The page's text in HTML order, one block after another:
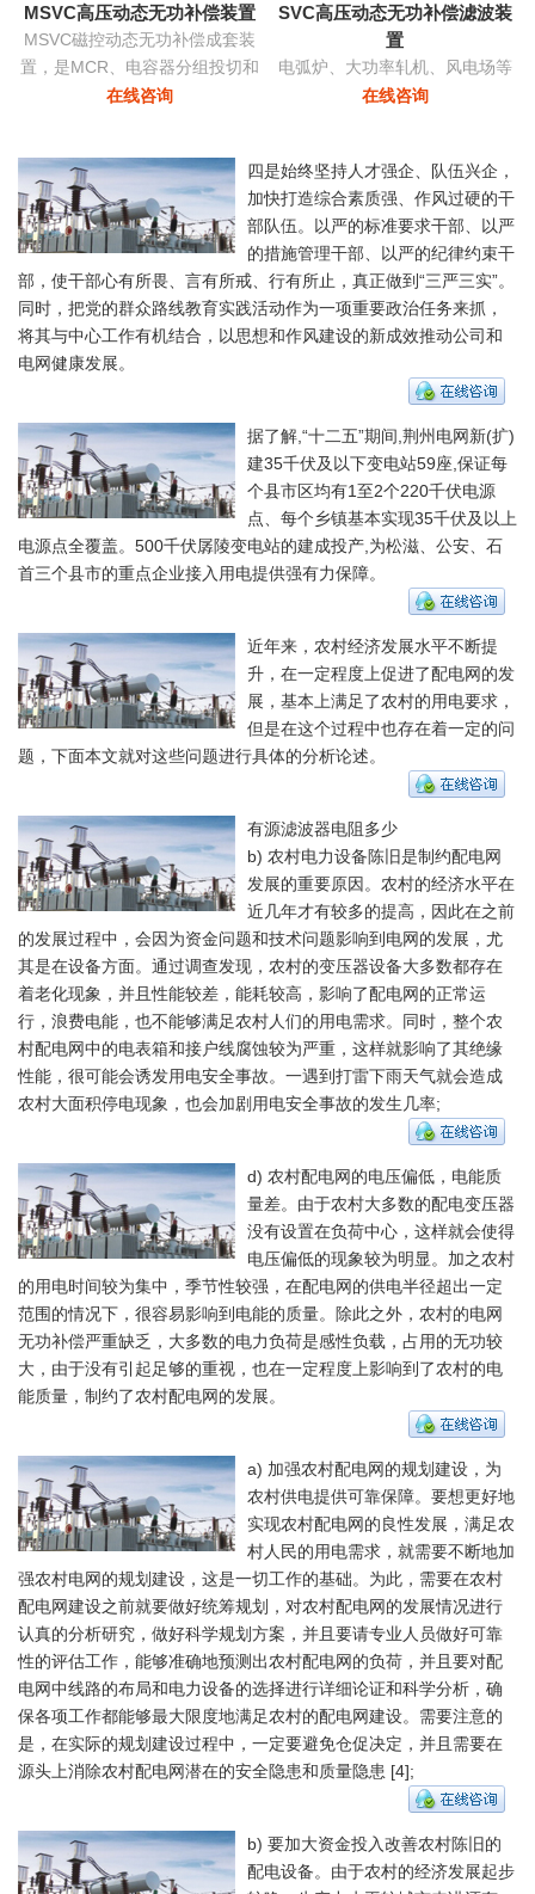
MSVC高压动态无功补偿装置
MSVC磁控动态无功补偿成套装
置，是MCR、电容器分组投切和
变压器有载调压功能为一体的无
在线咨询
SVC高压动态无功补偿滤波装
置
电弧炉、大功率轧机、风电场等
负荷由于其非线性及冲击性导致
快速响应及动态补偿的功能。
在线咨询
四是始终坚持人才强企、队伍兴企，
加快打造综合素质强、作风过硬的干
部队伍。以严的标准要求干部、以严
的措施管理干部、以严的纪律约束干
部，使干部心有所畏、言有所戒、行有所止，真正做到“三严三实”。
同时，把党的群众路线教育实践活动作为一项重要政治任务来抓，
将其与中心工作有机结合，以思想和作风建设的新成效推动公司和
电网健康发展。
据了解,“十二五”期间,荆州电网新(扩)
建35千伏及以下变电站59座,保证每
个县市区均有1至2个220千伏电源
点、每个乡镇基本实现35千伏及以上
电源点全覆盖。500千伏孱陵变电站的建成投产,为松滋、公安、石
首三个县市的重点企业接入用电提供强有力保障。
近年来，农村经济发展水平不断提
升，在一定程度上促进了配电网的发
展，基本上满足了农村的用电要求，
但是在这个过程中也存在着一定的问
题，下面本文就对这些问题进行具体的分析论述。
有源滤波器电阻多少
b) 农村电力设备陈旧是制约配电网
发展的重要原因。农村的经济水平在
近几年才有较多的提高，因此在之前
的发展过程中，会因为资金问题和技术问题影响到电网的发展，尤
其是在设备方面。通过调查发现，农村的变压器设备大多数都存在
着老化现象，并且性能较差，能耗较高，影响了配电网的正常运
行，浪费电能，也不能够满足农村人们的用电需求。同时，整个农
村配电网中的电表箱和接户线腐蚀较为严重，这样就影响了其绝缘
性能，很可能会诱发用电安全事故。一遇到打雷下雨天气就会造成
农村大面积停电现象，也会加剧用电安全事故的发生几率;
d) 农村配电网的电压偏低，电能质
量差。由于农村大多数的配电变压器
没有设置在负荷中心，这样就会使得
电压偏低的现象较为明显。加之农村
的用电时间较为集中，季节性较强，在配电网的供电半径超出一定
范围的情况下，很容易影响到电能的质量。除此之外，农村的电网
无功补偿严重缺乏，大多数的电力负荷是感性负载，占用的无功较
大，由于没有引起足够的重视，也在一定程度上影响到了农村的电
能质量，制约了农村配电网的发展。
a) 加强农村配电网的规划建设，为
农村供电提供可靠保障。要想更好地
实现农村配电网的良性发展，满足农
村人民的用电需求，就需要不断地加
强农村电网的规划建设，这是一切工作的基础。为此，需要在农村
配电网建设之前就要做好统筹规划，对农村配电网的发展情况进行
认真的分析研究，做好科学规划方案，并且要请专业人员做好可靠
性的评估工作，能够准确地预测出农村配电网的负荷，并且要对配
电网中线路的布局和电力设备的选择进行详细论证和科学分析，确
保各项工作都能够最大限度地满足农村的配电网建设。需要注意的
是，在实际的规划建设过程中，一定要避免仓促决定，并且需要在
源头上消除农村配电网潜在的安全隐患和质量隐患 [4];
b) 要加大资金投入改善农村陈旧的
配电设备。由于农村的经济发展起步